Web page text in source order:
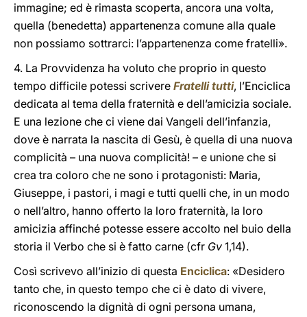
immagine; ed è rimasta scoperta, ancora una volta,
quella (benedetta) appartenenza comune alla quale
non possiamo sottrarci: l’appartenenza come fratelli».
4. La Provvidenza ha voluto che proprio in questo
tempo difficile potessi scrivere Fratelli tutti, l’Enciclica
dedicata al tema della fraternità e dell’amicizia sociale.
E una lezione che ci viene dai Vangeli dell’infanzia,
dove è narrata la nascita di Gesù, è quella di una nuova
complicità – una nuova complicità! – e unione che si
crea tra coloro che ne sono i protagonisti: Maria,
Giuseppe, i pastori, i magi e tutti quelli che, in un modo
o nell’altro, hanno offerto la loro fraternità, la loro
amicizia affinché potesse essere accolto nel buio della
storia il Verbo che si è fatto carne (cfr Gv 1,14).
Così scrivevo all’inizio di questa Enciclica: «Desidero
tanto che, in questo tempo che ci è dato di vivere,
riconoscendo la dignità di ogni persona umana,